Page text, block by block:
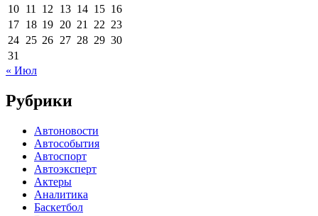
10 11 12 13 14 15 16
17 18 19 20 21 22 23
24 25 26 27 28 29 30
31
« Июл
Рубрики
Автоновости
Автособытия
Автоспорт
Автоэксперт
Актеры
Аналитика
Баскетбол